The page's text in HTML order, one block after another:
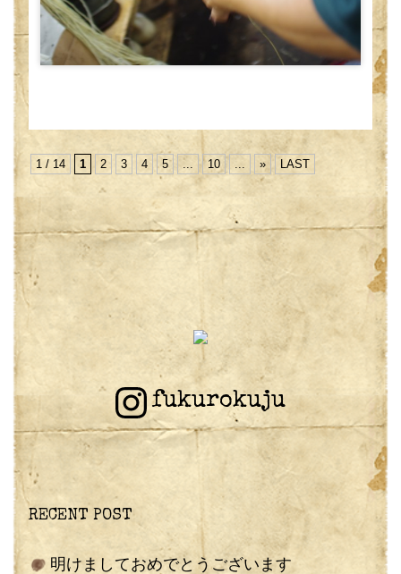
1 / 14 1 2 3 4 5 ... 10 » LAST
fukurokuju
RECENT POST
明けましておめでとうございます